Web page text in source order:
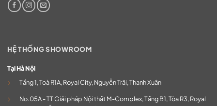
HỆ THỐNG SHOWROOM
Tại Hà Nội
Tầng 1, Toà R1A, Royal City, Nguyễn Trãi, Thanh Xuân
No.05A - TT Giải pháp Nội thất M-Complex, Tầng B1, Tòa R3, Royal